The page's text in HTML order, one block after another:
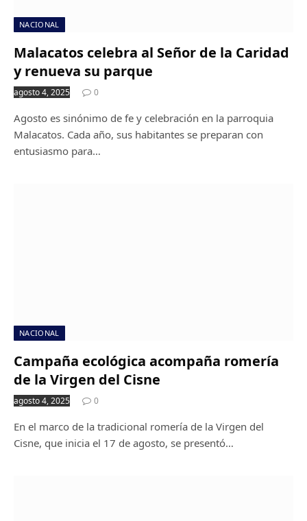
NACIONAL
Malacatos celebra al Señor de la Caridad
y renueva su parque
agosto 4, 2025 0
Agosto es sinónimo de fe y celebración en la parroquia
Malacatos. Cada año, sus habitantes se preparan con
entusiasmo para…
NACIONAL
Campaña ecológica acompaña romería
de la Virgen del Cisne
agosto 4, 2025 0
En el marco de la tradicional romería de la Virgen del
Cisne, que inicia el 17 de agosto, se presentó…